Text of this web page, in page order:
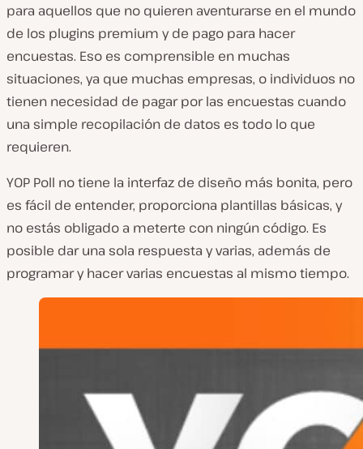
para aquellos que no quieren aventurarse en el mundo
de los plugins premium y de pago para hacer
encuestas. Eso es comprensible en muchas
situaciones, ya que muchas empresas, o individuos no
tienen necesidad de pagar por las encuestas cuando
una simple recopilación de datos es todo lo que
requieren.
YOP Poll no tiene la interfaz de diseño más bonita, pero
es fácil de entender, proporciona plantillas básicas, y
no estás obligado a meterte con ningún código. Es
posible dar una sola respuesta y varias, además de
programar y hacer varias encuestas al mismo tiempo.